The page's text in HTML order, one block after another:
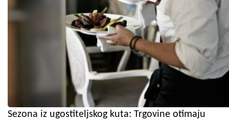
Sezona iz ugostiteljskog kuta: Trgovine otimaju